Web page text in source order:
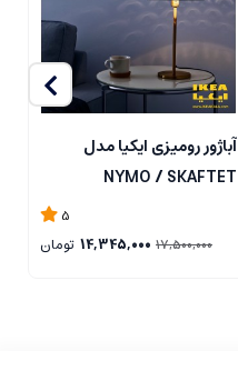
آباژور رومیزی ایکیا مدل
NYMO / SKAFTET
5
17,500,000
14,345,000 تومان